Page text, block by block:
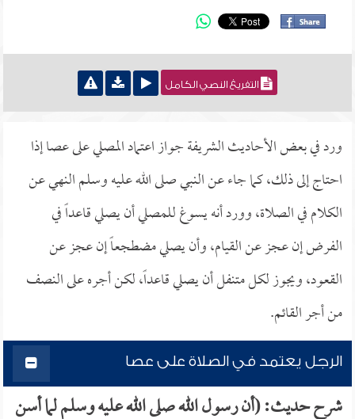
التفريغ النصي الكامل
ورد في بعض الأحاديث الشريفة جواز اعتماد المصلي على عصا إذا
احتاج إلى ذلك، كما جاء عن النبي صلى الله عليه وسلم النهي عن
الكلام في الصلاة، وورد أنه يسوغ للمصلي أن يصلي قاعداً في
الفرض إن عجز عن القيام، وأن يصلي مضطجعاً إن عجز عن
القعود، ويجوز لكل متنفل أن يصلي قاعداً، لكن أجره على النصف
من أجر القائم.
الرجل يعتمد في الصلاة على عصا
شرح حديث: (أن رسول الله صلى الله عليه وسلم لما أسن